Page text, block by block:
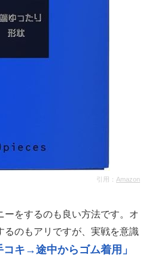
引用： Amazon
ーをするのも良い方法です。オ
るのもアリですが、実戦を意識
コキ→途中からゴム着用」